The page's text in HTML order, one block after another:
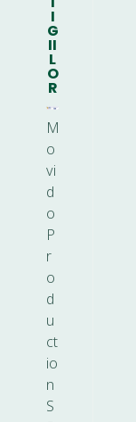
I
G
II
L
O
R
M
o
vi
d
o
P
r
o
d
u
ct
io
n
S